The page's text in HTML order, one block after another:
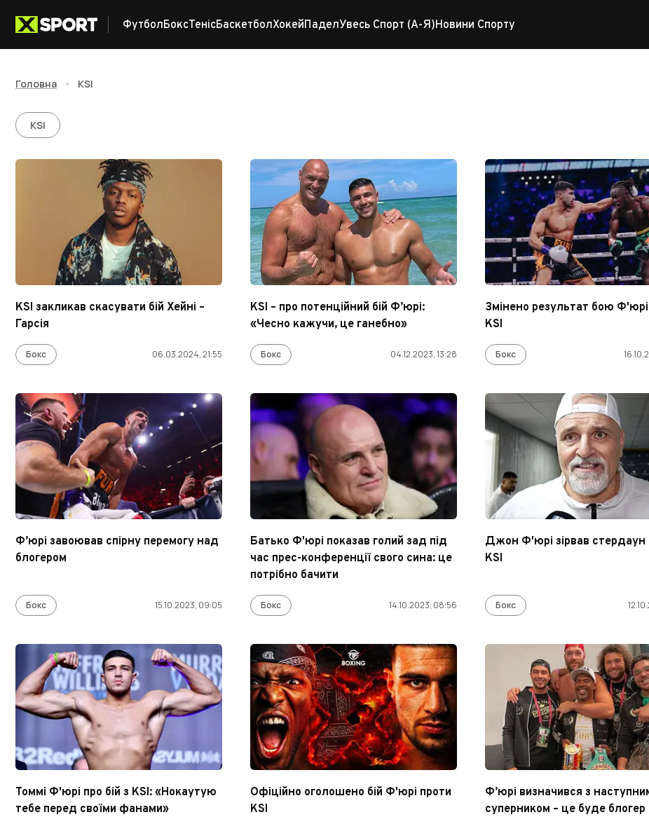
ФутболБоксТенісБаскетболХокейПаделУвесь Спорт (А-Я)Новини Спорту
Головна • KSI
KSI
KSI
KSI закликав скасувати бій Хейні –
Гарсія
Бокс 06.03.2024, 21:55
KSI – про потенційний бій Ф’юрі:
«Чесно кажучи, це ганебно»
Бокс 04.12.2023, 13:28
Змінено результат бою
KSI
Бокс
Ф’юрі завоював спірну перемогу над
блогером
Бокс 15.10.2023, 09:05
Батько Ф'юрі показав голий зад під
час прес-конференції свого сина: це
потрібно бачити
Бокс 14.10.2023, 08:56
Джон Ф'юрі зірвав стердаун
KSI
Бокс
Томмі Ф'юрі про бій з KSI: «Нокаутую
тебе перед своїми фанами»
Офіційно оголошено бій Ф'юрі проти
KSI
Ф’юрі визначився з
суперником – це буде блогер